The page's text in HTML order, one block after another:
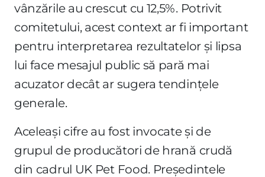
vânzările au crescut cu 12,5%. Potrivit
comitetului, acest context ar fi important
pentru interpretarea rezultatelor și lipsa
lui face mesajul public să pară mai
acuzator decât ar sugera tendințele
generale.
Aceleași cifre au fost invocate și de
grupul de producători de hrană crudă
din cadrul UK Pet Food. Președintele